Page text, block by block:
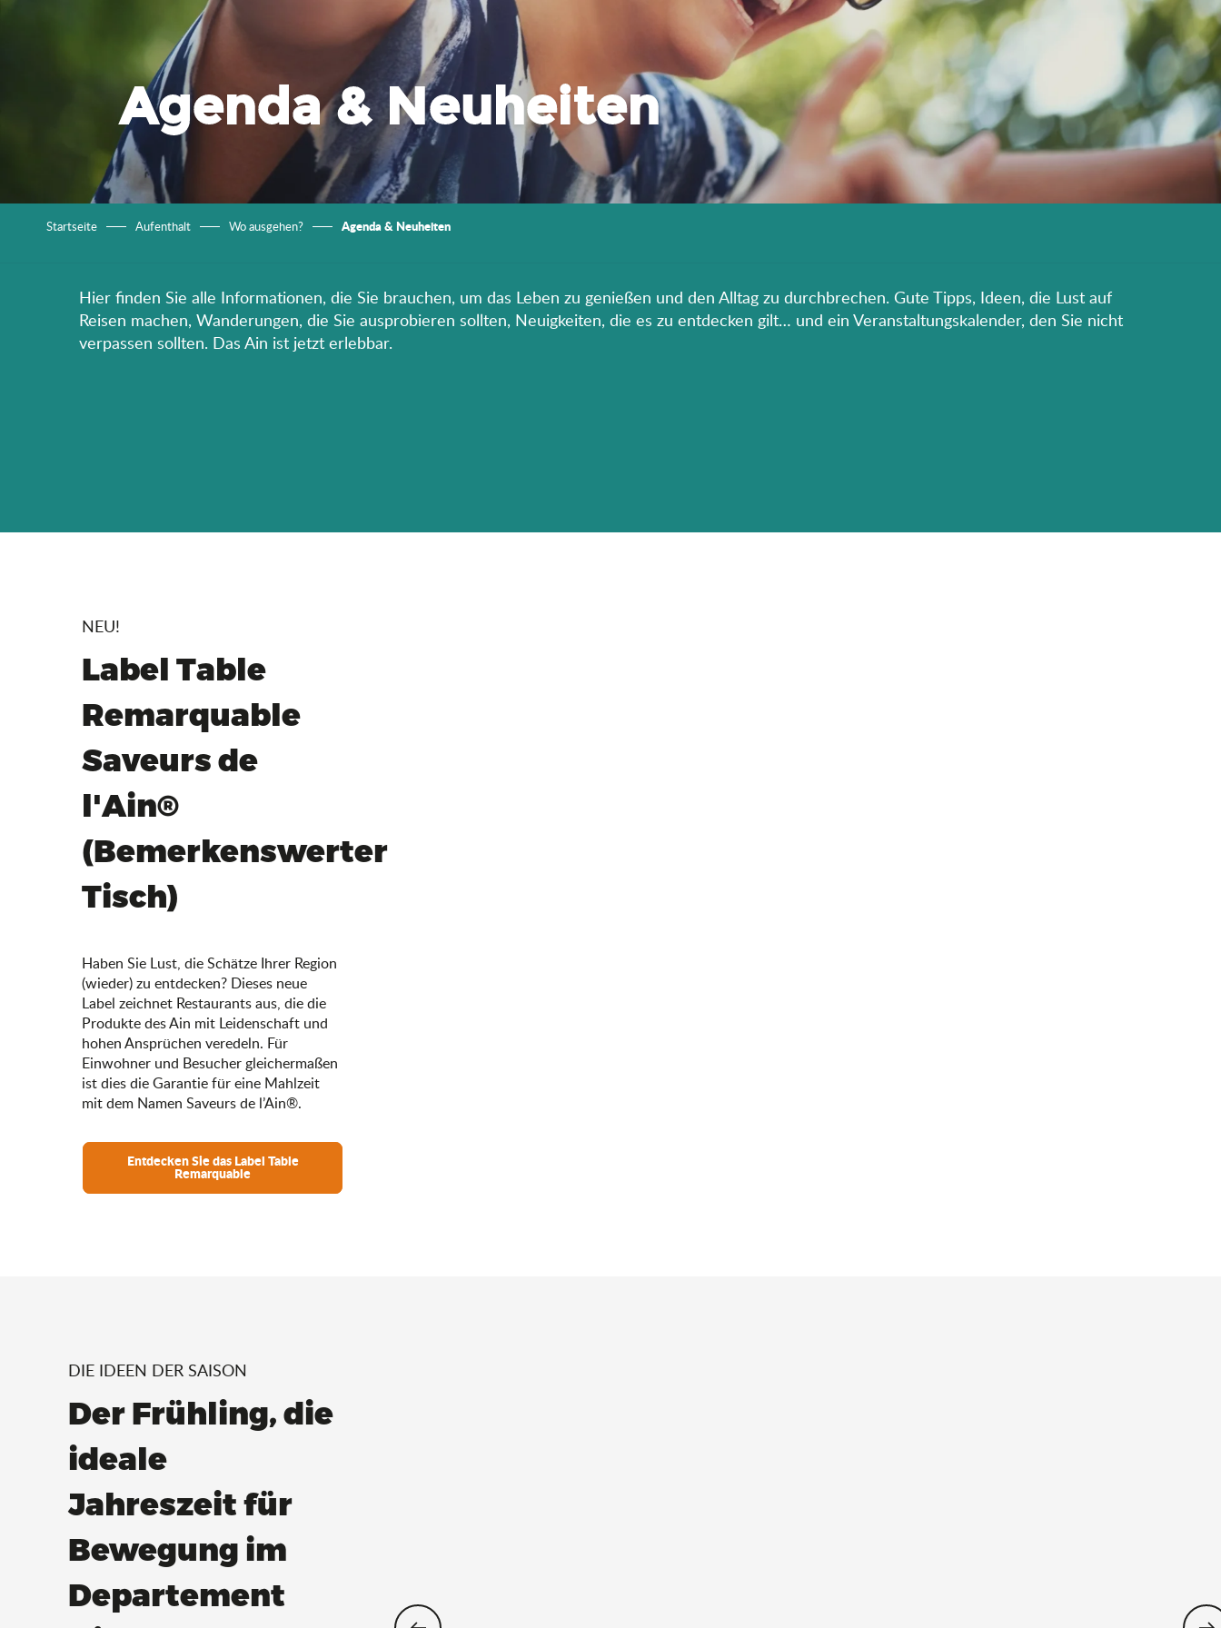
Agenda & Neuheiten
Startseite Aufenthalt Wo ausgehen? Agenda & Neuheiten
Hier finden Sie alle Informationen, die Sie brauchen, um das Leben zu genießen und den Alltag zu durchbrechen. Gute Tipps, Ideen, die Lust auf
Reisen machen, Wanderungen, die Sie ausprobieren sollten, Neuigkeiten, die es zu entdecken gilt… und ein Veranstaltungskalender, den Sie nicht
verpassen sollten. Das Ain ist jetzt erlebbar.
NEU!
Label Table
Remarquable
Saveurs de
l'Ain®
(Bemerkenswerter
Tisch)
Haben Sie Lust, die Schätze Ihrer Region
(wieder) zu entdecken? Dieses neue
Label zeichnet Restaurants aus, die die
Produkte des Ain mit Leidenschaft und
hohen Ansprüchen veredeln. Für
Einwohner und Besucher gleichermaßen
ist dies die Garantie für eine Mahlzeit
mit dem Namen Saveurs de l’Ain®.
Entdecken Sie das Label Table
Remarquable
DIE IDEEN DER SAISON
Der Frühling, die
ideale
Jahreszeit für
Bewegung im
Departement